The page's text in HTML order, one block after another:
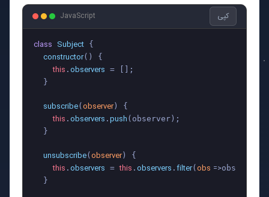
JavaScript کپی
class Subject {
constructor( ) {
this . observers = [];
  }
subscribe( observer) {
this . observers . push (observer);
  }
unsubscribe( observer) {
this . observers = this . observers . filter( obs =>obs !==
  }